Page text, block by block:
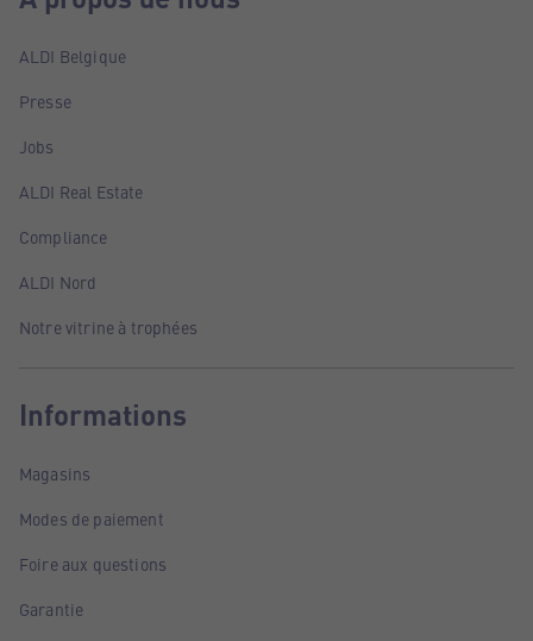
ALDI Belgique
Presse
Jobs
ALDI Real Estate
Compliance
ALDI Nord
Notre vitrine à trophées
Informations
Magasins
Modes de paiement
Foire aux questions
Garantie